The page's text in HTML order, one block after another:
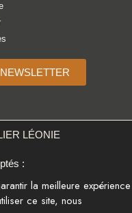
LÉONIE
:
la meilleure expérience
ce site, nous